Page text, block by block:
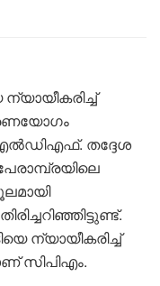
തദ്ദേശ
ന്യായീകരിച്ച്
സിപിഎം.